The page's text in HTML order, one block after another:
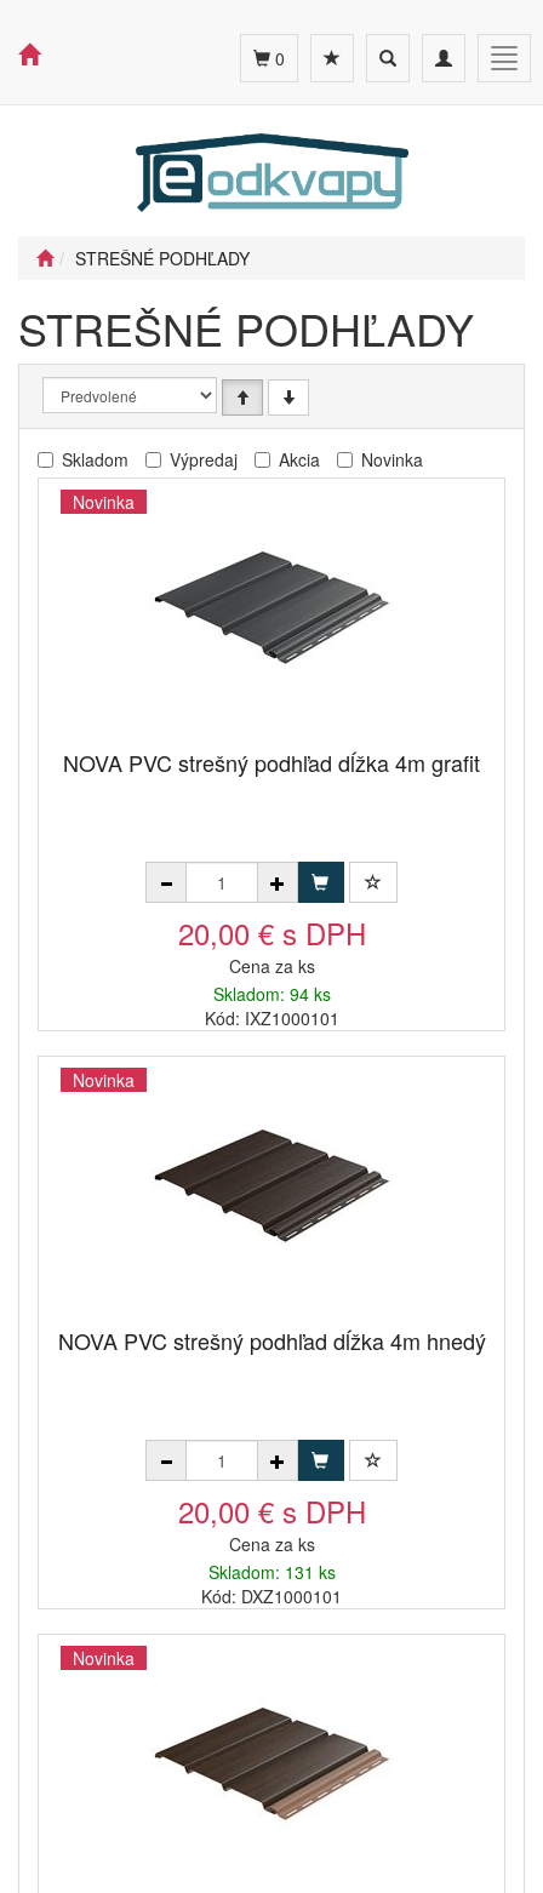
Toggle
navigation
Toggle
search
0
STREŠNÉ PODHĽADY
STREŠNÉ PODHĽADY
Skladom Výpredaj Akcia
Novinka
Novinka
NOVA PVC strešný podhľad dĺžka 4m grafit
20,00 € s DPH
Cena za ks
Skladom: 94 ks
Kód: IXZ1000101
Novinka
NOVA PVC strešný podhľad dĺžka 4m hnedý
20,00 € s DPH
Cena za ks
Skladom: 131 ks
Kód: DXZ1000101
Novinka